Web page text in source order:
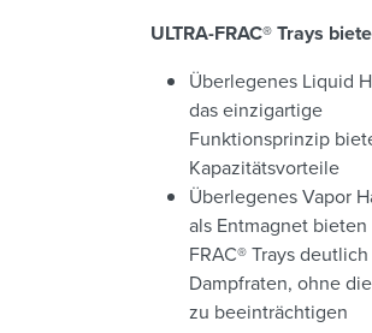
ULTRA-FRAC® Trays
Überlegenes Liquid
das einzigartige
Funktionsprinzip
Kapazitätsvorteile
Überlegenes Vapor
als Entmagnet bieten
FRAC® Trays
Dampfraten, ohne
zu beeinträchtigen